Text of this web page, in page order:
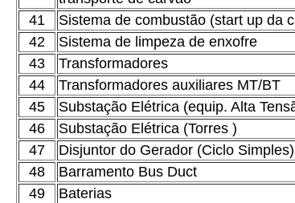
41 Sistema de combustão (start up da
42
Sistema de limpeza de enxofre
43
Transformadores
44
Transformadores auxiliares MT/BT
45
Substação Elétrica (equip. Alta
46
Substação Elétrica (Torres )
47
Disjuntor do Gerador (Ciclo Simples)
48
Barramento Bus Duct
49
Baterias